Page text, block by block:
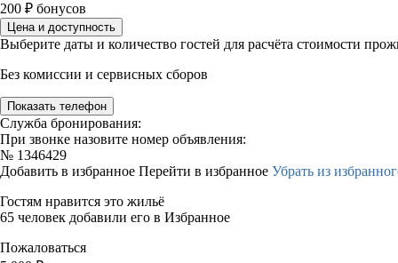
200 ₽ бонусов
Цена и доступность
Выберите даты и количество гостей для расчёта стоимости
Без комиссии и сервисных сборов
Показать телефон
Служба бронирования:
При звонке назовите номер объявления:
№ 1346429
Добавить в избранное Перейти в избранное Убрать из
Гостям нравится это жильё
65 человек добавили его в Избранное
Пожаловаться